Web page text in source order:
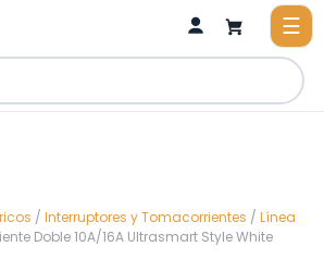
/ Interruptores y Tomacorrientes / Línea
Doble 10A/16A Ultrasmart Style White